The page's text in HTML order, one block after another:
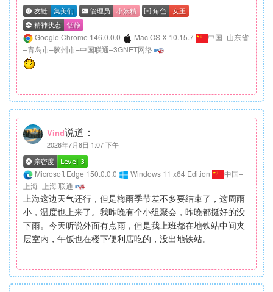
Google Chrome 146.0.0.0 Mac OS X 10.15.7
中国–山东省
–青岛市–胶州市–中国联通–3GNET网络
Vind说道：
2026年7月8日 1:07 下午
Microsoft Edge 150.0.0.0 Windows 11 x64 Edition
中国–
上海–上海 联通
上海这边天气还行，但是梅雨季节差不多要结束了，这周雨
小，温度也上来了。我昨晚有个小组聚会，昨晚都挺好的没
下雨。今天听说外面有点雨，但是我上班都在地铁站中间夹
层室内，午饭也在楼下便利店吃的，没出地铁站。